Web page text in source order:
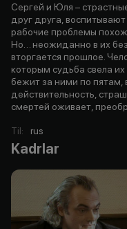
Сергей и Юля –
друг друга,
рабочие проблемы
Но… неожиданно в их
вторгается прошлое.
которым судьба свела
бежит за ними по
действительность,
смертей оживает,
Til: rus
Kadrlar